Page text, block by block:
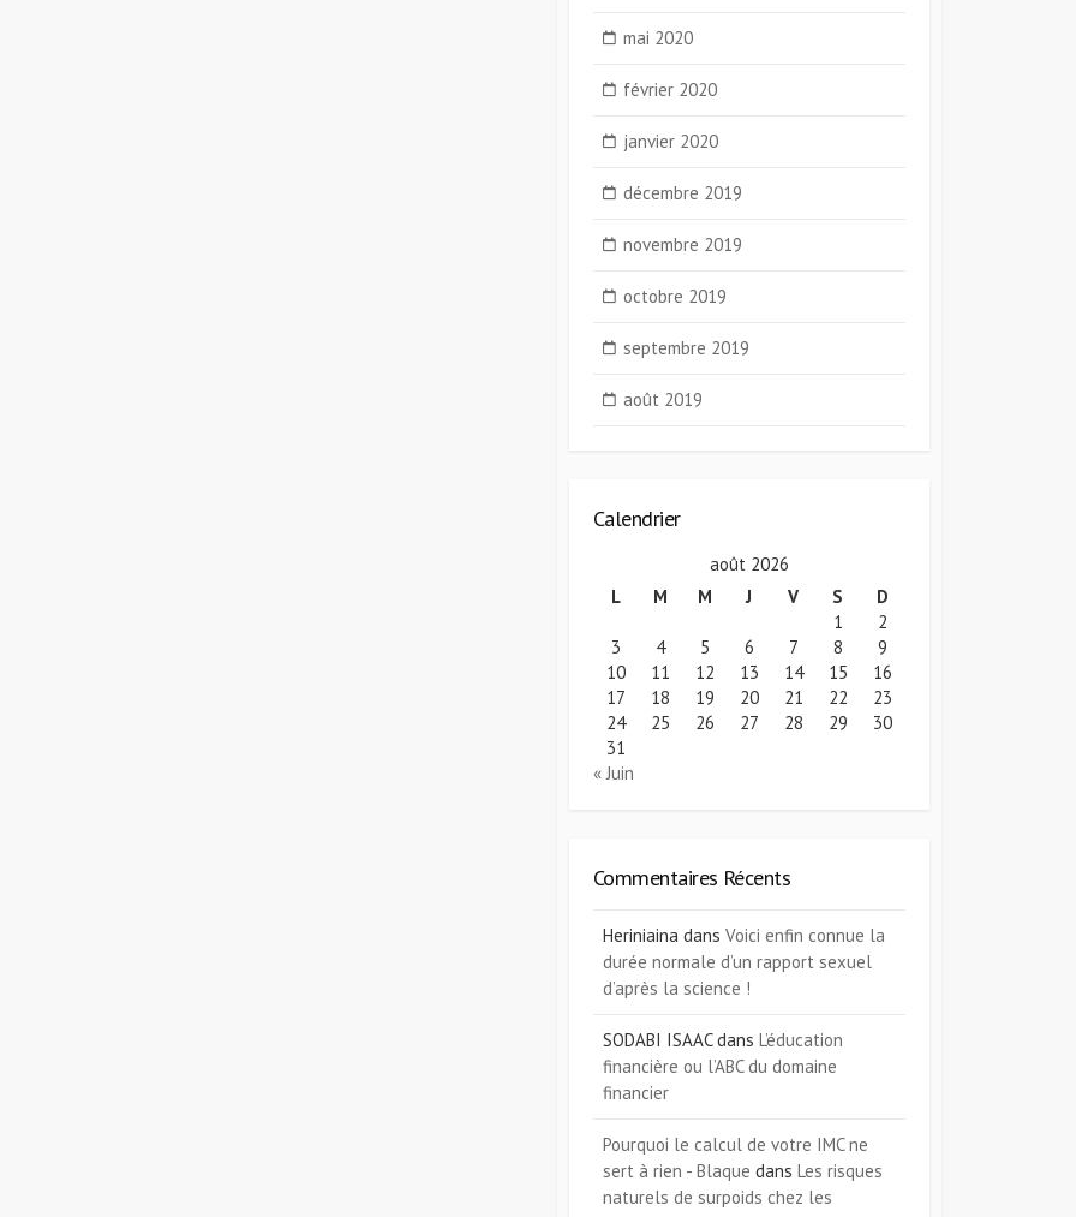
mai 2020
février 2020
janvier 2020
décembre 2019
novembre 2019
octobre 2019
septembre 2019
août 2019
Calendrier
août 2026
L
M M J V S
D
1
2
3
4 5 6 7 8
9
10
11 12 13 14 15
16
17
18 19 20 21 22
23
24
25 26 27 28 29
30
31
« Juin
Commentaires Récents
Heriniaina dans Voici enfin connue la
durée normale d’un rapport sexuel
d’après la science !
SODABI ISAACdans L’éducation
financière ou l’ABC du domaine
financier
Pourquoi le calcul de votre IMC ne
sert à rien - Blaque dans Les risques
naturels de surpoids chez les